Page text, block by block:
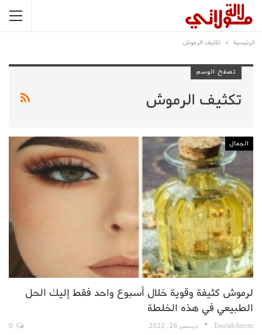
الرئيسية تكثيف الرموش
تصفح الوسم
تكثيف الرموش
الجمال
لرموش كثيفة وقوية خلال أسبوع واحد فقط إليك الحل
الطبيعي في هذه الخلطة
TouriaIcherem ديسمبر 26, 2022